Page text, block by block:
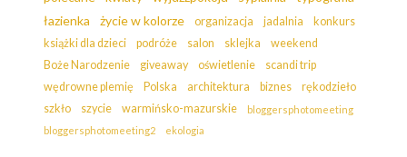
łazienka
życie w kolorze organizacja jadalnia
konkurs
książki dla dzieci
podróże salon sklejka
weekend
Boże Narodzenie
giveaway oświetlenie
scandi trip
wędrowne plemię
Polska architektura biznes
rękodzieło
szkło
szycie warmińsko-mazurskie
bloggersphotomeeting
bloggersphotomeeting2
ekologia